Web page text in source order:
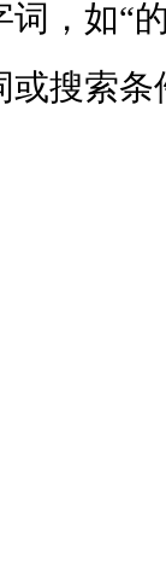
，如“
或搜索条